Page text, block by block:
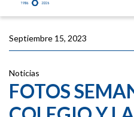
Septiembre 15, 2023
Noticias
FOTOS